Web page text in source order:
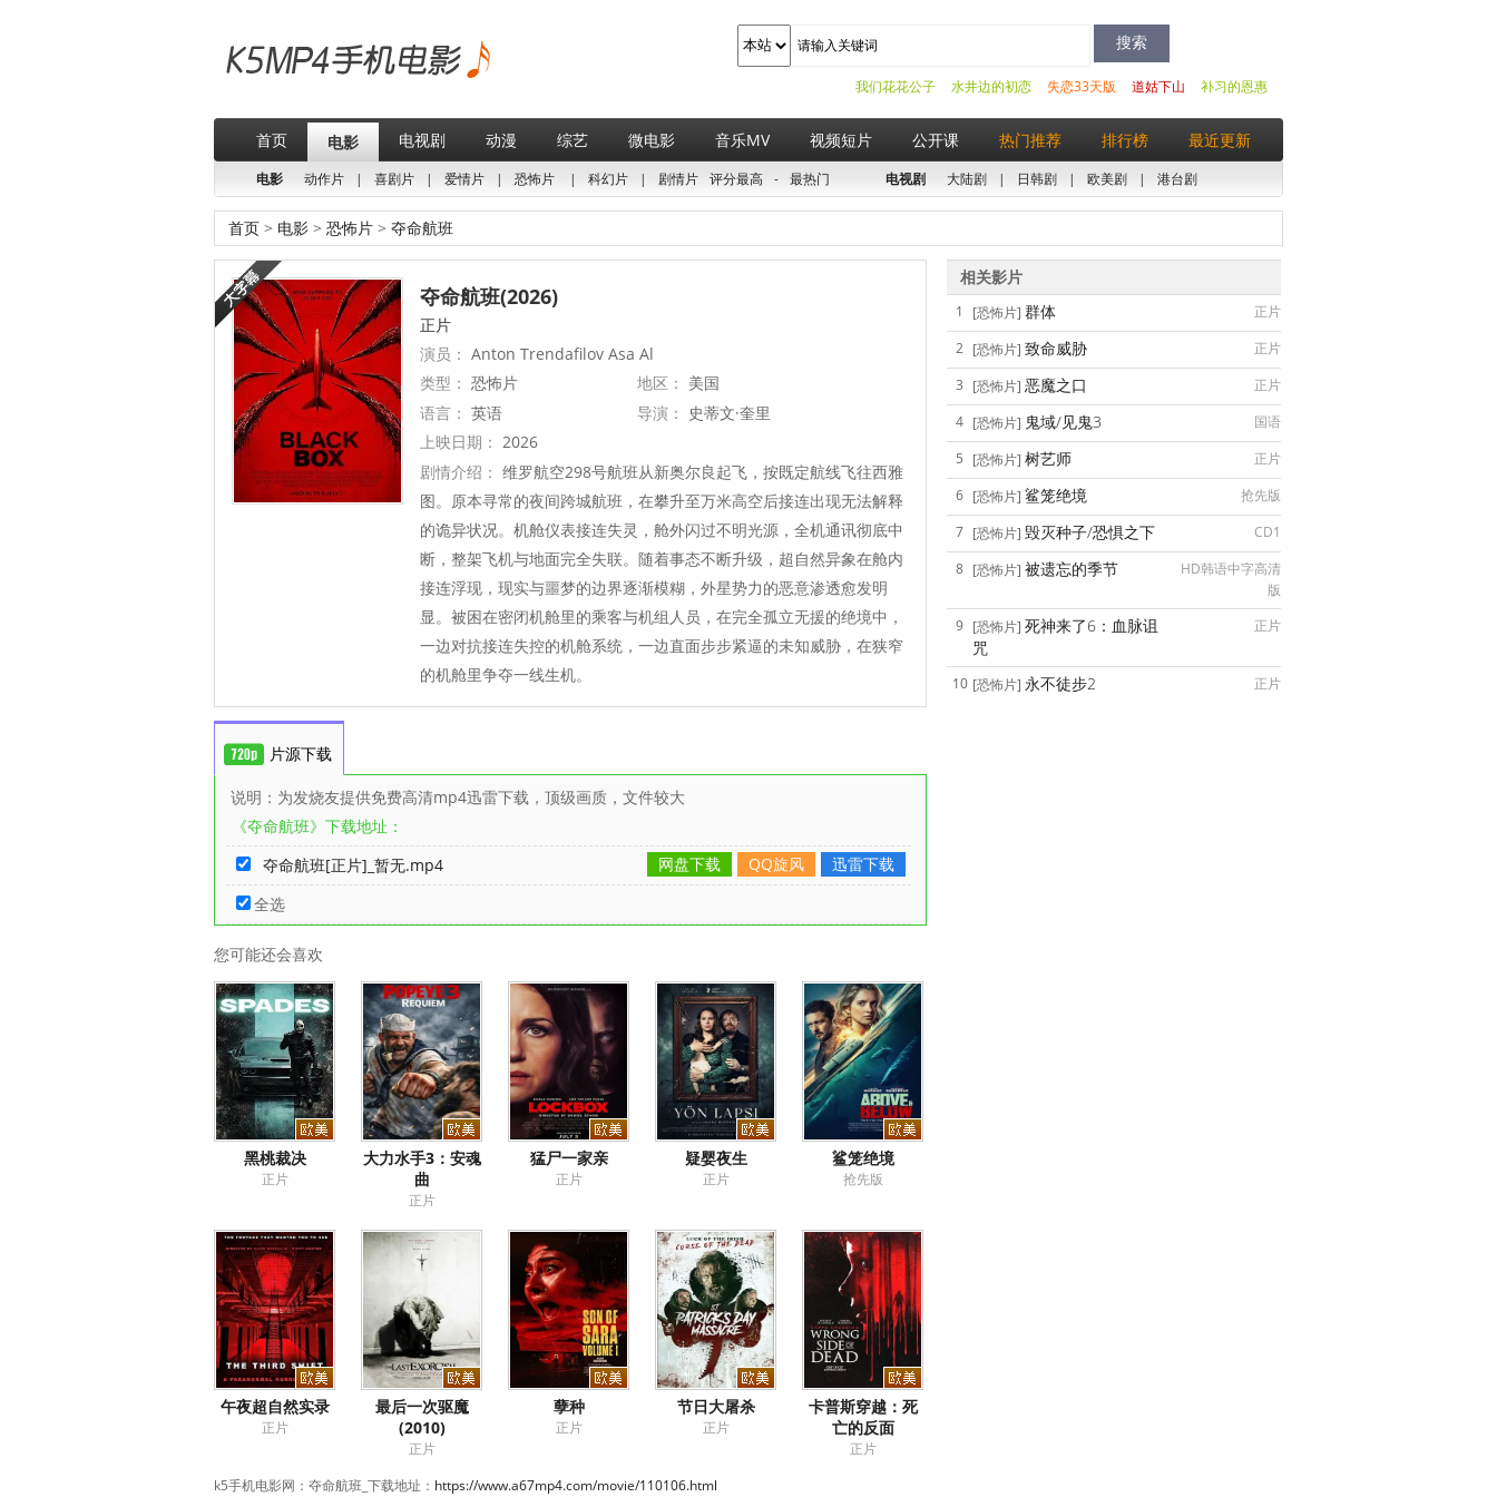
补习的恩惠
道姑下山
失恋33天版
水井边的初恋
我们花花公子
首页 电影 电视剧 动漫 综艺 微电影 音乐MV 视频短片 公开课 热门推荐 排行榜 最近更新
电影 动作片 | 喜剧片 | 爱情片 | 恐怖片 | 科幻片 | 剧情片 评分最高 - 最热门 电视剧 大陆剧 | 日韩剧 | 欧美剧 | 港台剧
首页 > 电影 > 恐怖片 > 夺命航班
夺命航班(2026)
正片
演员： Anton Trendafilov Asa Al
类型： 恐怖片 地区： 美国
语言： 英语 导演：
史蒂文·奎里
上映日期： 2026
剧情介绍： 维罗航空298号航班从新奥尔良起飞，按既定航线飞往西雅
图。原本寻常的夜间跨城航班，在攀升至万米高空后接连出现无法解释
的诡异状况。机舱仪表接连失灵，舱外闪过不明光源，全机通讯彻底中
断，整架飞机与地面完全失联。随着事态不断升级，超自然异象在舱内
接连浮现，现实与噩梦的边界逐渐模糊，外星势力的恶意渗透愈发明
显。被困在密闭机舱里的乘客与机组人员，在完全孤立无援的绝境中，
一边对抗接连失控的机舱系统，一边直面步步紧逼的未知威胁，在狭窄
的机舱里争夺一线生机。
片源下载
说明：为发烧友提供免费高清mp4迅雷下载，顶级画质，文件较大
《夺命航班》下载地址：
夺命航班[正片]_暂无.mp4
迅雷下载
QQ旋风
网盘下载
全选
您可能还会喜欢
黑桃裁决
正片
大力水手3：安魂
曲
正片
猛尸一家亲
正片
疑婴夜生
正片
鲨笼绝境
抢先版
午夜超自然实录
正片
最后一次驱魔
(2010)
正片
孽种
正片
节日大屠杀
正片
卡普斯穿越：死
亡的反面
正片
k5手机电影网：夺命航班_下载地址： https://www.a67mp4.com/movie/110106.html
相关影片
1 [恐怖片] 群体
正片
2 [恐怖片] 致命威胁
正片
3 [恐怖片] 恶魔之口
正片
4 [恐怖片] 鬼域/见鬼3
国语
5 [恐怖片] 树艺师
正片
6 [恐怖片] 鲨笼绝境
抢先版
7 [恐怖片] 毁灭种子/恐惧之下
CD1
8 [恐怖片] 被遗忘的季节
HD韩语中字高清
版
9 [恐怖片] 死神来了6：血脉诅
咒
正片
10 [恐怖片] 永不徒步2 正片